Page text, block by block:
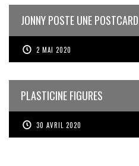
JONNY POSTE UNE
2 MAI 2020
PLASTICINE FIGURES
30 AVRIL 2020